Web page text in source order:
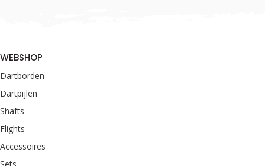
WEBSHOP
Dartborden
Dartpijlen
Shafts
Flights
Accessoires
Sets